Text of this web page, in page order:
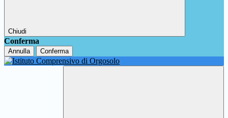
Chiudi
Conferma
Annulla Conferma